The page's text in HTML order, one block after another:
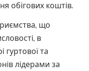
обігових коштів.
що
в
гуртової та
лідерами за